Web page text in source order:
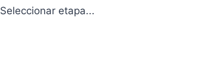
Seleccionar etapa...